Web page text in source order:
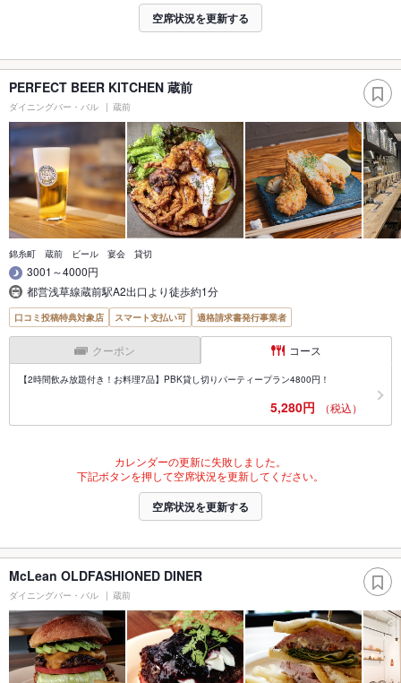
空席状況を更新する
PERFECT BEER KITCHEN 蔵前
ダイニングバー・バル 蔵前
錦糸町 蔵前 ビール 宴会 貸切
3001～4000円
都営浅草線蔵前駅A2出口より徒歩約1分
口コミ投稿特典対象店 スマート支払い可 適格請求書発行事業者
クーポン コース
【2時間飲み放題付き！お料理7品】PBK貸し切りパーティープラン4800円！
5,280円 （税込）
カレンダーの更新に失敗しました。
下記ボタンを押して空席状況を更新してください。
空席状況を更新する
McLean OLDFASHIONED DINER
ダイニングバー・バル 蔵前